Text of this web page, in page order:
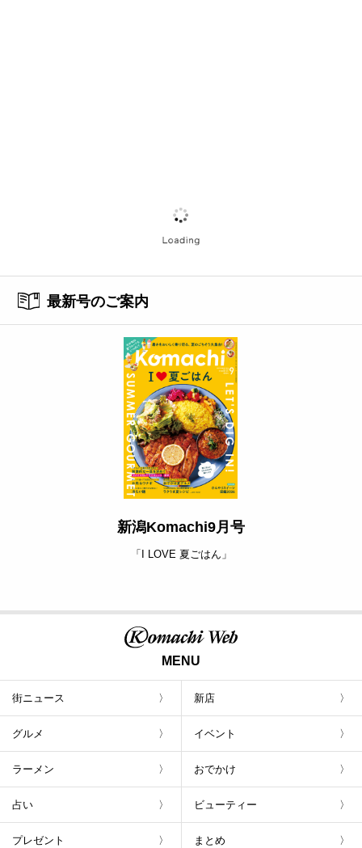
最新号のご案内
新潟Komachi9月号
「I LOVE 夏ごはん」
MENU
街ニュース 新店
グルメ イベント
ラーメン おでかけ
占い ビューティー
プレゼント まとめ